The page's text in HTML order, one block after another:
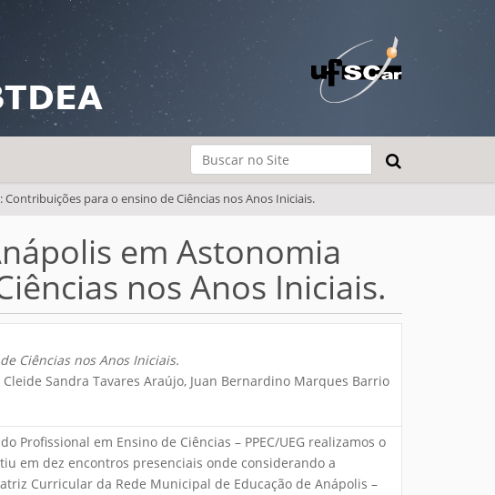
Busca
Busca Avançada…
para o ensino de Ciências nos Anos Iniciais.
em Astonomia
nos Anos Iniciais.
Ciências nos Anos Iniciais.
Sandra Tavares Araújo, Juan Bernardino Marques Barrio
em Ensino de Ciências – PPEC/UEG realizamos o
em dez encontros presenciais onde considerando a
Curricular da Rede Municipal de Educação de Anápolis –